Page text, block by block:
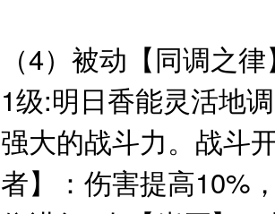
（4）被动【同调之律
1级:明日香能灵活地
强大的战斗力。战斗
者】：伤害提高10%